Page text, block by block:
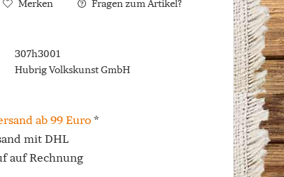
Merken
Fragen zum Artikel?
307h3001
Hubrig Volkskunst GmbH
ab 99 Euro*
mit DHL
auf Rechnung